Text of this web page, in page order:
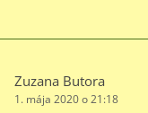
Zuzana Butora
1. mája 2020 o 21:18